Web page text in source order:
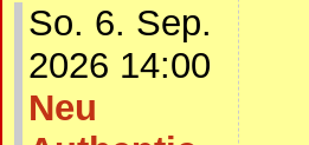
So. 6. Sep.
2026 14:00
Neu